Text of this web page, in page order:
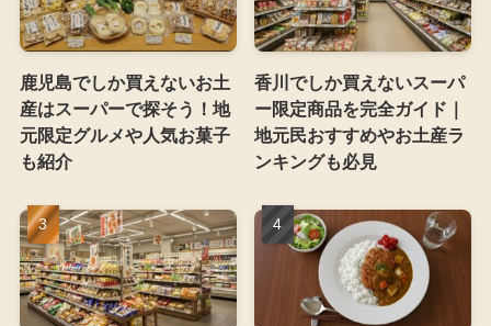
鹿児島でしか買えないお土
産はスーパーで探そう！地
元限定グルメや人気お菓子
も紹介
香川でしか買えないスーパ
ー限定商品を完全ガイド｜
地元民おすすめやお土産ラ
ンキングも必見